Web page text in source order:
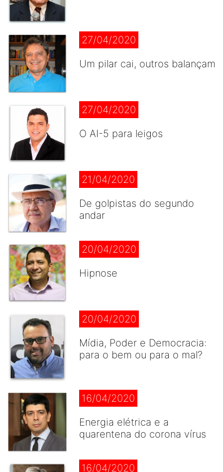
27/04/2020
Um pilar cai, outros balançam
27/04/2020
O AI-5 para leigos
21/04/2020
De golpistas do segundo
andar
20/04/2020
Hipnose
20/04/2020
Mídia, Poder e Democracia:
para o bem ou para o mal?
16/04/2020
Energia elétrica e a
quarentena do corona vírus
16/04/2020